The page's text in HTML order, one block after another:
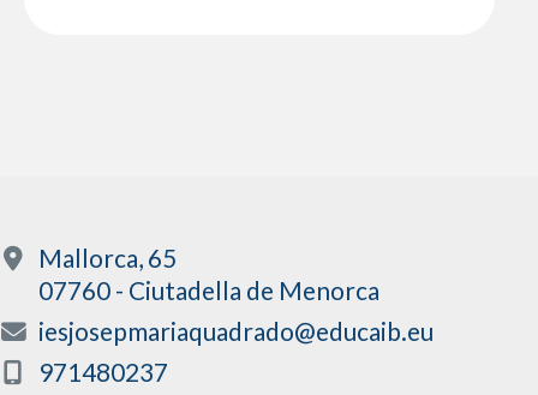
Mallorca, 65
07760 - Ciutadella de Menorca
iesjosepmariaquadrado@educaib.eu
971480237